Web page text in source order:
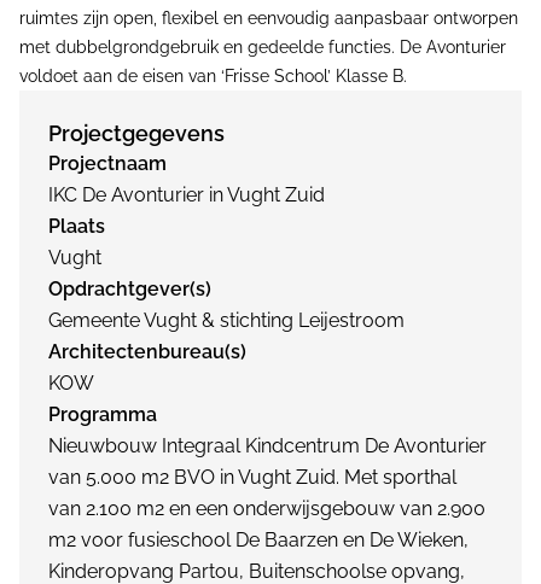
ruimtes zijn open, flexibel en eenvoudig aanpasbaar ontworpen
met dubbelgrondgebruik en gedeelde functies. De Avonturier
voldoet aan de eisen van ‘Frisse School’ Klasse B.
Projectgegevens
Projectnaam
IKC De Avonturier in Vught Zuid
Plaats
Vught
Opdrachtgever(s)
Gemeente Vught & stichting Leijestroom
Architectenbureau(s)
KOW
Programma
Nieuwbouw Integraal Kindcentrum De Avonturier
van 5.000 m2 BVO in Vught Zuid. Met sporthal
van 2.100 m2 en een onderwijsgebouw van 2.900
m2 voor fusieschool De Baarzen en De Wieken,
Kinderopvang Partou, Buitenschoolse opvang,